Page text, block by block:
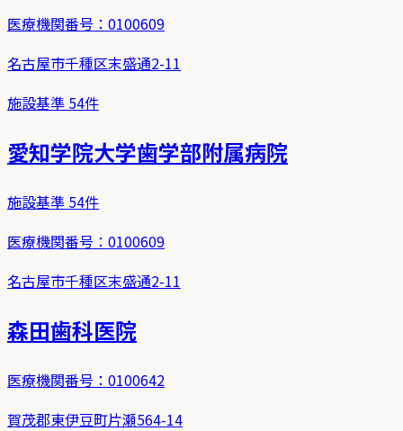
医療機関番号： 0100609
名古屋市千種区末盛通2-11
施設基準 54件
愛知学院大学歯学部附属病院
施設基準 54件
医療機関番号： 0100609
名古屋市千種区末盛通2-11
森田歯科医院
医療機関番号： 0100642
賀茂郡東伊豆町片瀬564-14